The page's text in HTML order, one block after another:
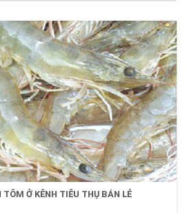
TÔM Ở KÊNH TIÊU THỤ BÁN LẺ